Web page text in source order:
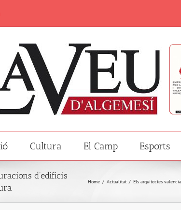
Cultura El Camp Esports
d’edificis
Home / Actualitat / Els arquitectes